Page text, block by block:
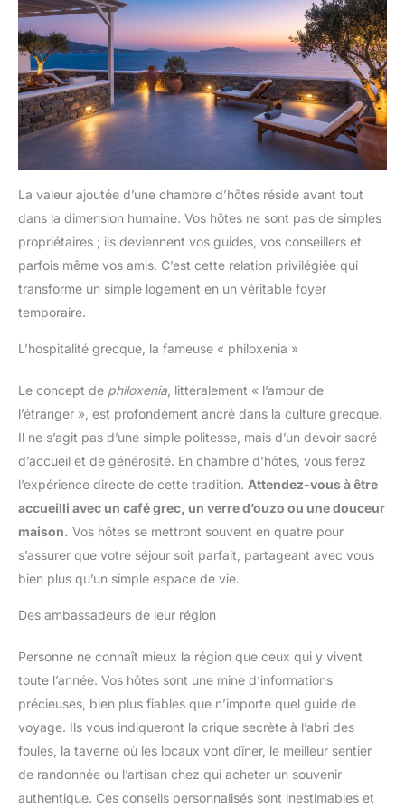
La valeur ajoutée d’une chambre d’hôtes réside avant tout
dans la dimension humaine. Vos hôtes ne sont pas de simples
propriétaires ; ils deviennent vos guides, vos conseillers et
parfois même vos amis. C’est cette relation privilégiée qui
transforme un simple logement en un véritable foyer
temporaire.
L’hospitalité grecque, la fameuse « philoxenia »
Le concept de philoxenia , littéralement « l’amour de
l’étranger », est profondément ancré dans la culture grecque.
Il ne s’agit pas d’une simple politesse, mais d’un devoir sacré
d’accueil et de générosité. En chambre d’hôtes, vous ferez
l’expérience directe de cette tradition. Attendez-vous à être
accueilli avec un café grec, un verre d’ouzo ou une douceur
maison. Vos hôtes se mettront souvent en quatre pour
s’assurer que votre séjour soit parfait, partageant avec vous
bien plus qu’un simple espace de vie.
Des ambassadeurs de leur région
Personne ne connaît mieux la région que ceux qui y vivent
toute l’année. Vos hôtes sont une mine d’informations
précieuses, bien plus fiables que n’importe quel guide de
voyage. Ils vous indiqueront la crique secrète à l’abri des
foules, la taverne où les locaux vont dîner, le meilleur sentier
de randonnée ou l’artisan chez qui acheter un souvenir
authentique. Ces conseils personnalisés sont inestimables et